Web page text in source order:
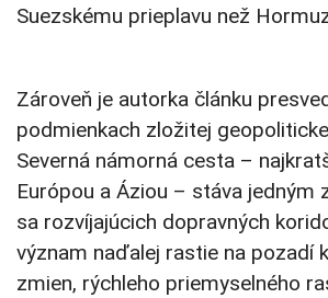
Suezskému prieplavu než
Zároveň je autorka článku
podmienkach zložitej
Severná námorná cesta –
Európou a Áziou – stáva jedným
sa rozvíjajúcich dopravných
význam naďalej rastie na pozadí
zmien, rýchleho priemyselného